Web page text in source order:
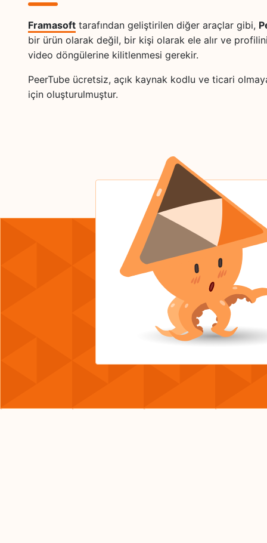
Framasoft tarafından geliştirilen diğer araçlar gibi,
bir ürün olarak değil, bir kişi olarak ele alır ve
video döngülerine kilitlenmesi gerekir.
PeerTube ücretsiz, açık kaynak kodlu ve ticari
için oluşturulmuştur.